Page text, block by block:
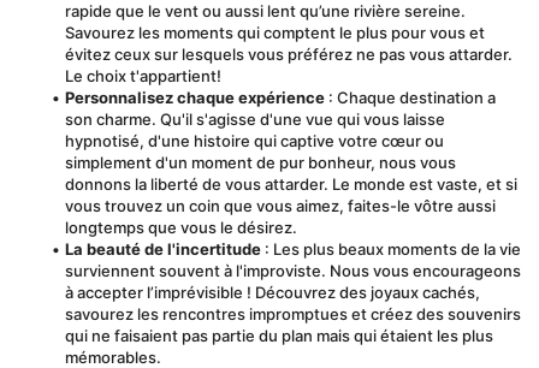
rapide que le vent ou aussi lent qu’une rivière sereine.
Savourez les moments qui comptent le plus pour vous et
évitez ceux sur lesquels vous préférez ne pas vous attarder.
Le choix t'appartient!
Personnalisez chaque expérience : Chaque destination a
son charme. Qu'il s'agisse d'une vue qui vous laisse
hypnotisé, d'une histoire qui captive votre cœur ou
simplement d'un moment de pur bonheur, nous vous
donnons la liberté de vous attarder. Le monde est vaste, et si
vous trouvez un coin que vous aimez, faites-le vôtre aussi
longtemps que vous le désirez.
La beauté de l'incertitude : Les plus beaux moments de la vie
surviennent souvent à l'improviste. Nous vous encourageons
à accepter l’imprévisible ! Découvrez des joyaux cachés,
savourez les rencontres impromptues et créez des souvenirs
qui ne faisaient pas partie du plan mais qui étaient les plus
mémorables.